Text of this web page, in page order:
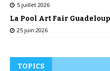
5 juillet 2026
La Pool Art Fair
25 juin 2026
TOPICS